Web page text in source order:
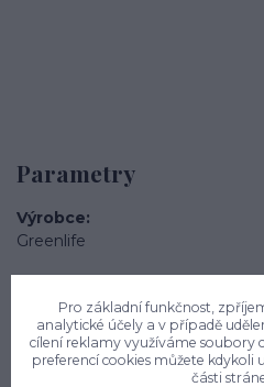
Parametry
Výrobce
Greenlife
2420 mm
Šířka
2200 mm
Pro základní funkčnost,
analytické účely a v případě
cílení reklamy využíváme soubory
preferencí cookies můžete kdykoli
části